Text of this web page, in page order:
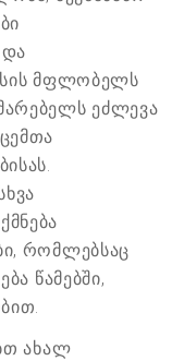
მფლობელს
ეძლევა
რომლებსაც
წამებში,
ახალ